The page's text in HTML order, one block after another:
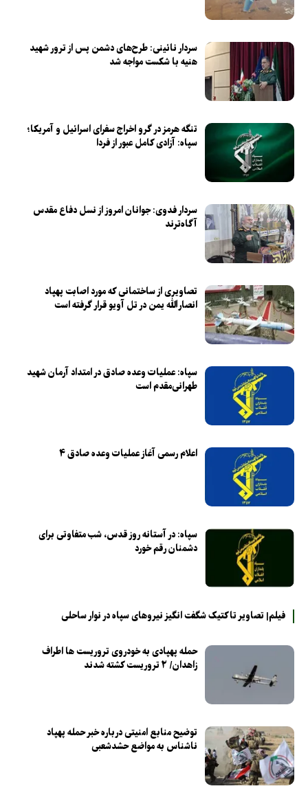
سردار نائینی: طرح‌های دشمن پس از ترور شهید
هنیه با شکست مواجه شد
تنگه هرمز در گرو اخراج سفرای اسرائیل و آمریکا؛
سپاه: آزادی کامل عبور از فردا
سردار فدوی: جوانان امروز از نسل دفاع مقدس
آگاه‌ترند
تصاویری از ساختمانی که مورد اصابت پهپاد
انصارالله یمن در تل آویو قرار گرفته است
سپاه: عملیات وعده صادق در امتداد آرمان شهید
طهرانی‌مقدم است
اعلام رسمی آغاز عملیات وعده صادق ۴
سپاه: در آستانه روز قدس، شب متفاوتی برای
دشمنان رقم خورد
فیلم| تصاویر تاکتیک شگفت انگیز نیروهای سپاه در نوار ساحلی
حمله پهپادی به خودروی تروریست ها اطراف
زاهدان/ ۲ تروریست کشته شدند
توضیح منابع امنیتی درباره خبر حمله پهپاد
ناشناس به مواضع حشدشعبی